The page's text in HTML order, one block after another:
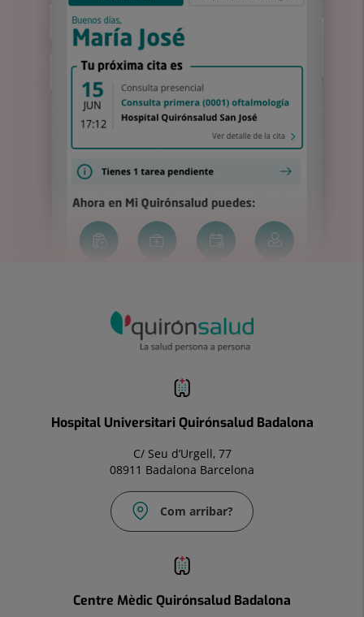
Hospital Universitari Quirónsalud Badalona
C/ Seu d’Urgell, 77
08911 Badalona Barcelona
Com arribar?
Centre Mèdic Quirónsalud Badalona